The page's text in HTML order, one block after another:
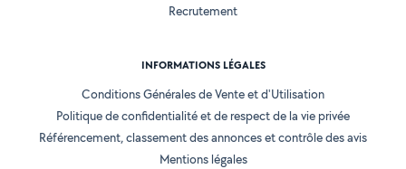
Recrutement
INFORMATIONS LÉGALES
Conditions Générales de Vente et d'Utilisation
Politique de confidentialité et de respect de la vie privée
Référencement, classement des annonces et contrôle des avis
Mentions légales